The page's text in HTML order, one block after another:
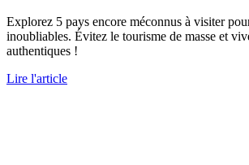
Explorez 5 pays encore méconnus à visiter
inoubliables. Évitez le tourisme de masse et
authentiques !
Lire l'article